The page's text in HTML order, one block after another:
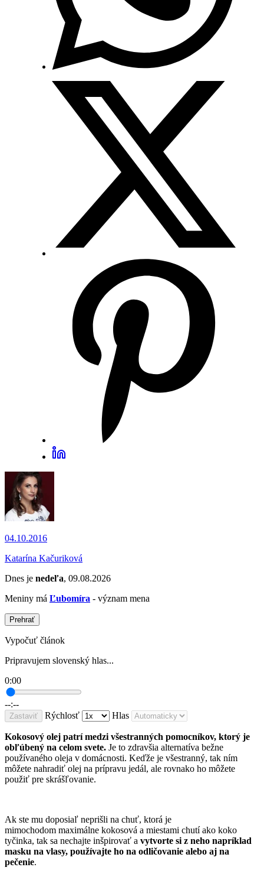
04.10.2016
Katarína Kačuriková
Dnes je nedeľa, 09.08.2026
Meniny má Ľubomíra - význam mena
Prehrať
Vypočuť článok
Pripravujem slovenský hlas...
0:00
--:--
Zastaviť Rýchlosť Hlas
Kokosový olej patrí medzi všestranných pomocníkov, ktorý je
obľúbený na celom svete. Je to zdravšia alternatíva bežne
používaného oleja v domácnosti. Keďže je všestranný, tak ním
môžete nahradiť olej na prípravu jedál, ale rovnako ho môžete
použiť pre skrášľovanie.
Ak ste mu doposiaľ neprišli na chuť, ktorá je
mimochodom maximálne kokosová a miestami chutí ako koko
tyčinka, tak sa nechajte inšpirovať a vytvorte si z neho napríklad
masku na vlasy, používajte ho na odličovanie alebo aj na
pečenie.